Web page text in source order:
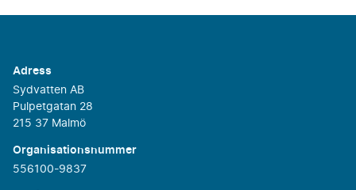
Adress
Sydvatten AB
Pulpetgatan 28
215 37 Malmö
Organisationsnummer
556100-9837